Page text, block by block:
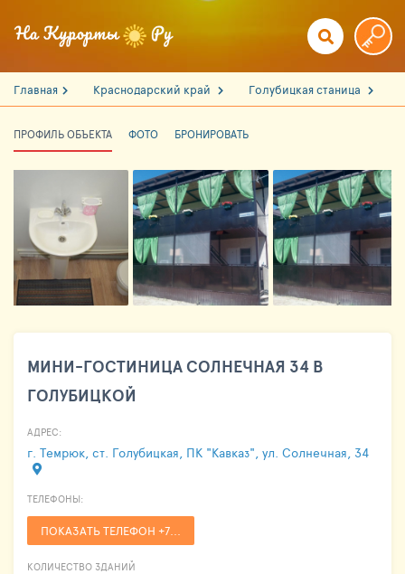
Главная Краснодарский край Голубицкая станица
ПРОФИЛЬ ОБЪЕКТА ФОТО БРОНИРОВАТЬ
МИНИ-ГОСТИНИЦА СОЛНЕЧНАЯ 34 В
ГОЛУБИЦКОЙ
АДРЕС:
г. Темрюк, ст. Голубицкая, ПК "Кавказ", ул. Солнечная, 34
ТЕЛЕФОНЫ:
ПОКАЗАТЬ ТЕЛЕФОН +7...
КОЛИЧЕСТВО ЗДАНИЙ